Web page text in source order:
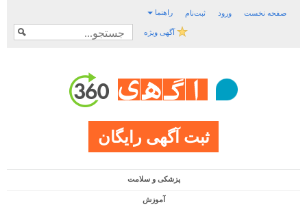
صفحه نخست ورود ثبت‌نام راهنما
آگهی ویژه
ثبت آگهی رایگان
پزشکی و سلامت
آموزش